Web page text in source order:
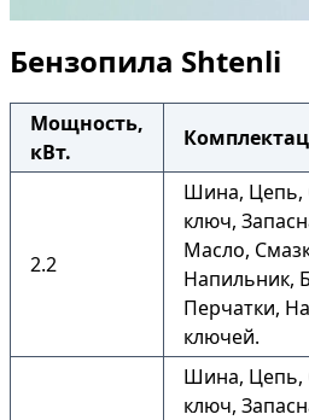
Бензопила Shtenli
Мощность,
кВт.
2.2
Шина, Цепь,
ключ,
Масло,
Напильник,
Перчатки,
ключей.
Шина, Цепь,
ключ,